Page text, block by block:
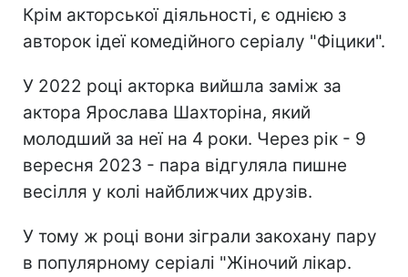
Крім акторської діяльності, є однією з
авторок ідеї комедійного серіалу "Фіцики".
У 2022 році акторка вийшла заміж за
актора Ярослава Шахторіна, який
молодший за неї на 4 роки. Через рік - 9
вересня 2023 - пара відгуляла пишне
весілля у колі найближчих друзів.
У тому ж році вони зіграли закохану пару
в популярному серіалі "Жіночий лікар.